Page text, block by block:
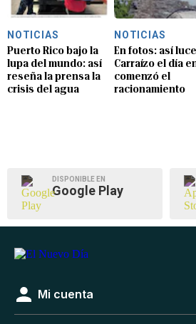
NOTICIAS
Puerto Rico bajo la
lupa del mundo: así
reseña la prensa la
crisis del agua
NOTICIAS
En fotos: así luce
Carraízo el día
comenzó el
racionamiento
DISPONIBLE EN
Google Play
Mi cuenta